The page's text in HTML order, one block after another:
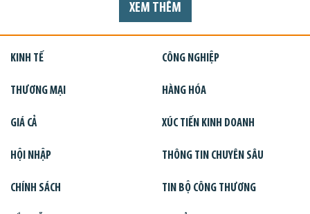
XEM THÊM
KINH TẾ CÔNG NGHIỆP
THƯƠNG MẠI HÀNG HÓA
GIÁ CẢ XÚC TIẾN KINH DOANH
HỘI NHẬP THÔNG TIN CHUYÊN SÂU
CHÍNH SÁCH TIN BỘ CÔNG THƯƠNG